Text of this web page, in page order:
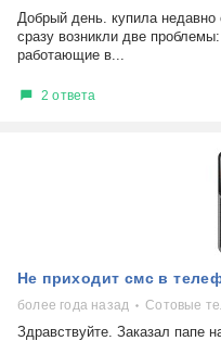
Добрый день. купила
сразу возникли две
работающие в...
2 ответа
Не приходит смс в
более года назад Сотовые
Здравствуйте. Заказал папе